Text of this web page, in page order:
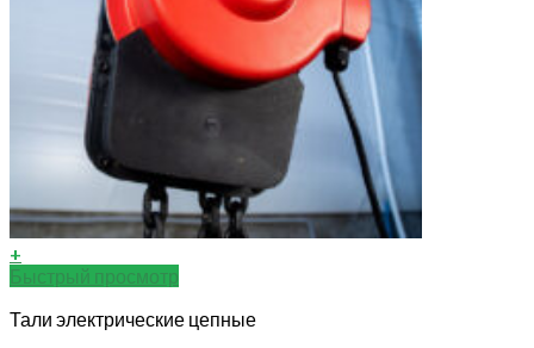
+
Быстрый просмотр
Тали электрические цепные